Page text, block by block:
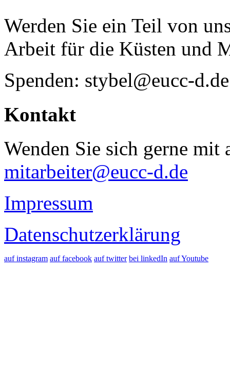
Werden Sie ein Teil von
Arbeit für die Küsten und
Spenden: stybel@eucc-d.de
Kontakt
Wenden Sie sich gerne mit
mitarbeiter@eucc-d.de
Impressum
Datenschutzerklärung
auf instagram auf facebook auf twitter bei linkedIn auf Youtube